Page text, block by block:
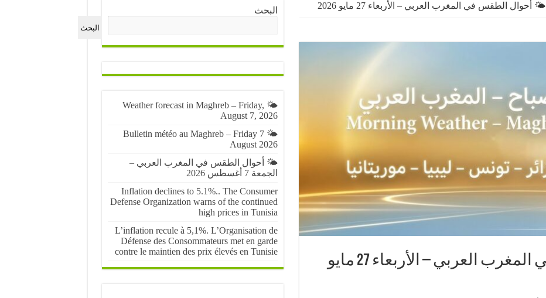
🌤️ أحوال الطقس في المغرب العربي – الأربعاء 27 مايو 2026
🌤️ أحوال الطقس في المغرب العربي – الأربعاء 27 مايو
البحث
البحث
🌤️ Weather forecast in Maghreb – Friday,
August 7, 2026
🌤️ Bulletin météo au Maghreb – Friday 7
August 2026
🌤️ أحوال الطقس في المغرب العربي –
الجمعة 7 أغسطس 2026
Inflation declines to 5.1%.. The Consumer
Defense Organization warns of the continued
high prices in Tunisia
L’inflation recule à 5,1%. L’Organisation de
Défense des Consommateurs met en garde
contre le maintien des prix élevés en Tunisie